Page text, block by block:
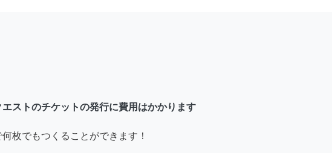
ストのチケットの発行に費用はかかります
枚でもつくることができます！